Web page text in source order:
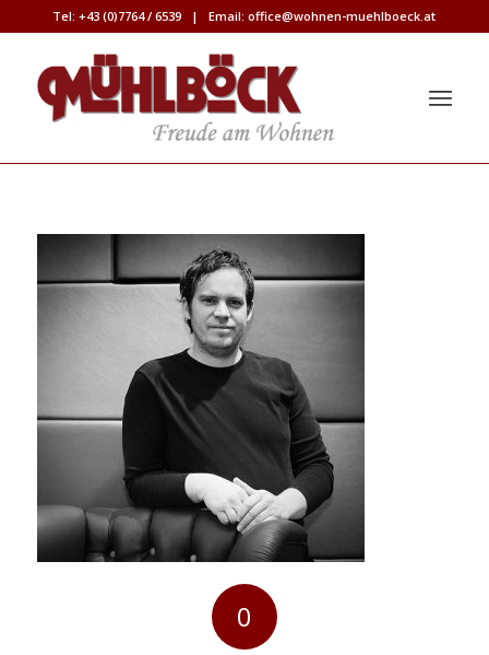
Tel:+43 (0)7764 / 6539 | Email:office@wohnen-muehlboeck.at
0